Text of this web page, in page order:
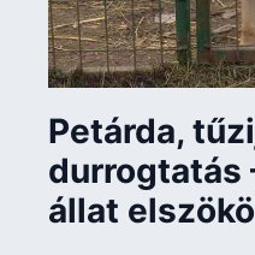
Petárda,
durrogtatás
állat